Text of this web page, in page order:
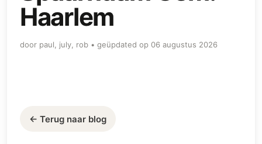
Haarlem
door paul, july, rob • geüpdated op 06 augustus 2026
← Terug naar blog